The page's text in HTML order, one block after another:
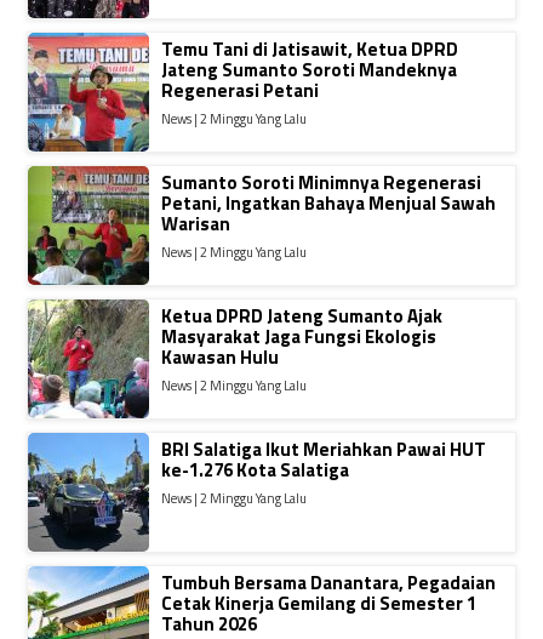
Temu Tani di Jatisawit, Ketua DPRD
Jateng Sumanto Soroti Mandeknya
Regenerasi Petani
News | 2 Minggu Yang Lalu
Sumanto Soroti Minimnya Regenerasi
Petani, Ingatkan Bahaya Menjual Sawah
Warisan
News | 2 Minggu Yang Lalu
Ketua DPRD Jateng Sumanto Ajak
Masyarakat Jaga Fungsi Ekologis
Kawasan Hulu
News | 2 Minggu Yang Lalu
BRI Salatiga Ikut Meriahkan Pawai HUT
ke-1.276 Kota Salatiga
News | 2 Minggu Yang Lalu
Tumbuh Bersama Danantara, Pegadaian
Cetak Kinerja Gemilang di Semester 1
Tahun 2026